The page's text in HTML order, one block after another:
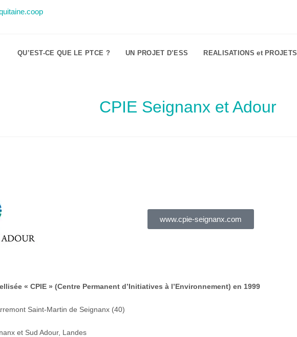
QU’EST-CE QUE LE PTCE ? UN PROJET D’ESS REALISATIONS et PROJETS
CPIE Seignanx et Adour
www.cpie-seignanx.com
« CPIE » (Centre Permanent d’Initiatives à l’Environnement) en 1999
Saint-Martin de Seignanx (40)
et Sud Adour, Landes